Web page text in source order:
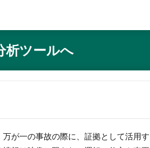
析ツールへ
が一の事故の際に、証拠として活用